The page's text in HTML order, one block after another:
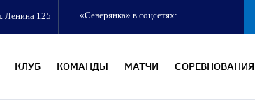
Ленина 125 «Северянка» в соцсетях:
КЛУБ КОМАНДЫ МАТЧИ СОРЕВНОВАНИЯ